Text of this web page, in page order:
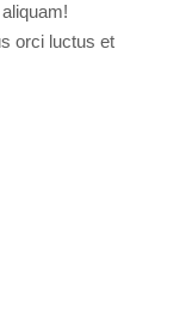
orci luctus et